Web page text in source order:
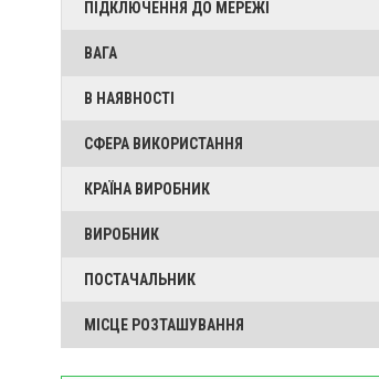
ПІДКЛЮЧЕННЯ ДО МЕРЕЖІ
ВАГА
В НАЯВНОСТІ
СФЕРА ВИКОРИСТАННЯ
КРАЇНА ВИРОБНИК
ВИРОБНИК
ПОСТАЧАЛЬНИК
МІСЦЕ РОЗТАШУВАННЯ